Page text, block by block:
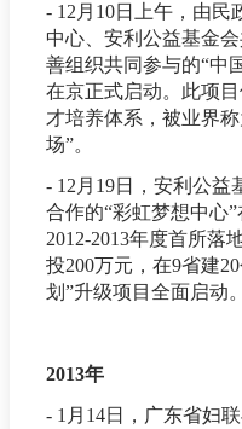
- 12月10日上午，由民
中心、安利公益基金
善组织共同参与的“中
在京正式启动。此项
才培养体系，被业界
场”。
- 12月19日，安利公益
合作的“彩虹梦想中心
2012-2013年度首所落
投200万元，在9省建
划”升级项目全面启动。
2013年
- 1月14日，广东省妇